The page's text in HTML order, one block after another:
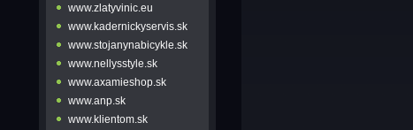
www.zlatyvinic.eu
www.kadernickyservis.sk
www.stojanynabicykle.sk
www.nellysstyle.sk
www.axamieshop.sk
www.anp.sk
www.klientom.sk